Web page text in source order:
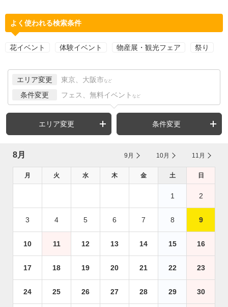
よく使われる検索条件
花イベント 体験イベント 物産展・観光フェア 祭り
エリア変更 東京、大阪市 など
条件変更 フェス、無料イベント など
エリア変更 条件変更
8月 9月 10月 11月
月 火 水 木 金 土 日
1 2
3 4 5 6 7 8 9
10 11 12 13 14 15 16
17 18 19 20 21 22 23
24 25 26 27 28 29 30